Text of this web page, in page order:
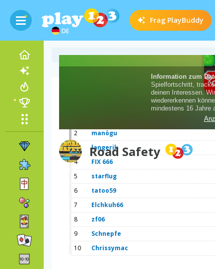
DE
Frag PlayBuddy
Road Safety
2
manögu
3
langerik
4
FIX 666
5
starflug
6
tatoo59
7
Elchkuh66
8
zf06
9
Schnepfe
10
Chrissymac